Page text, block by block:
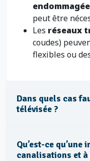
peut être
Les réseaux
coudes)
flexibles ou
Dans quels cas
télévisée ?
Qu’est-ce qu’une
canalisations et